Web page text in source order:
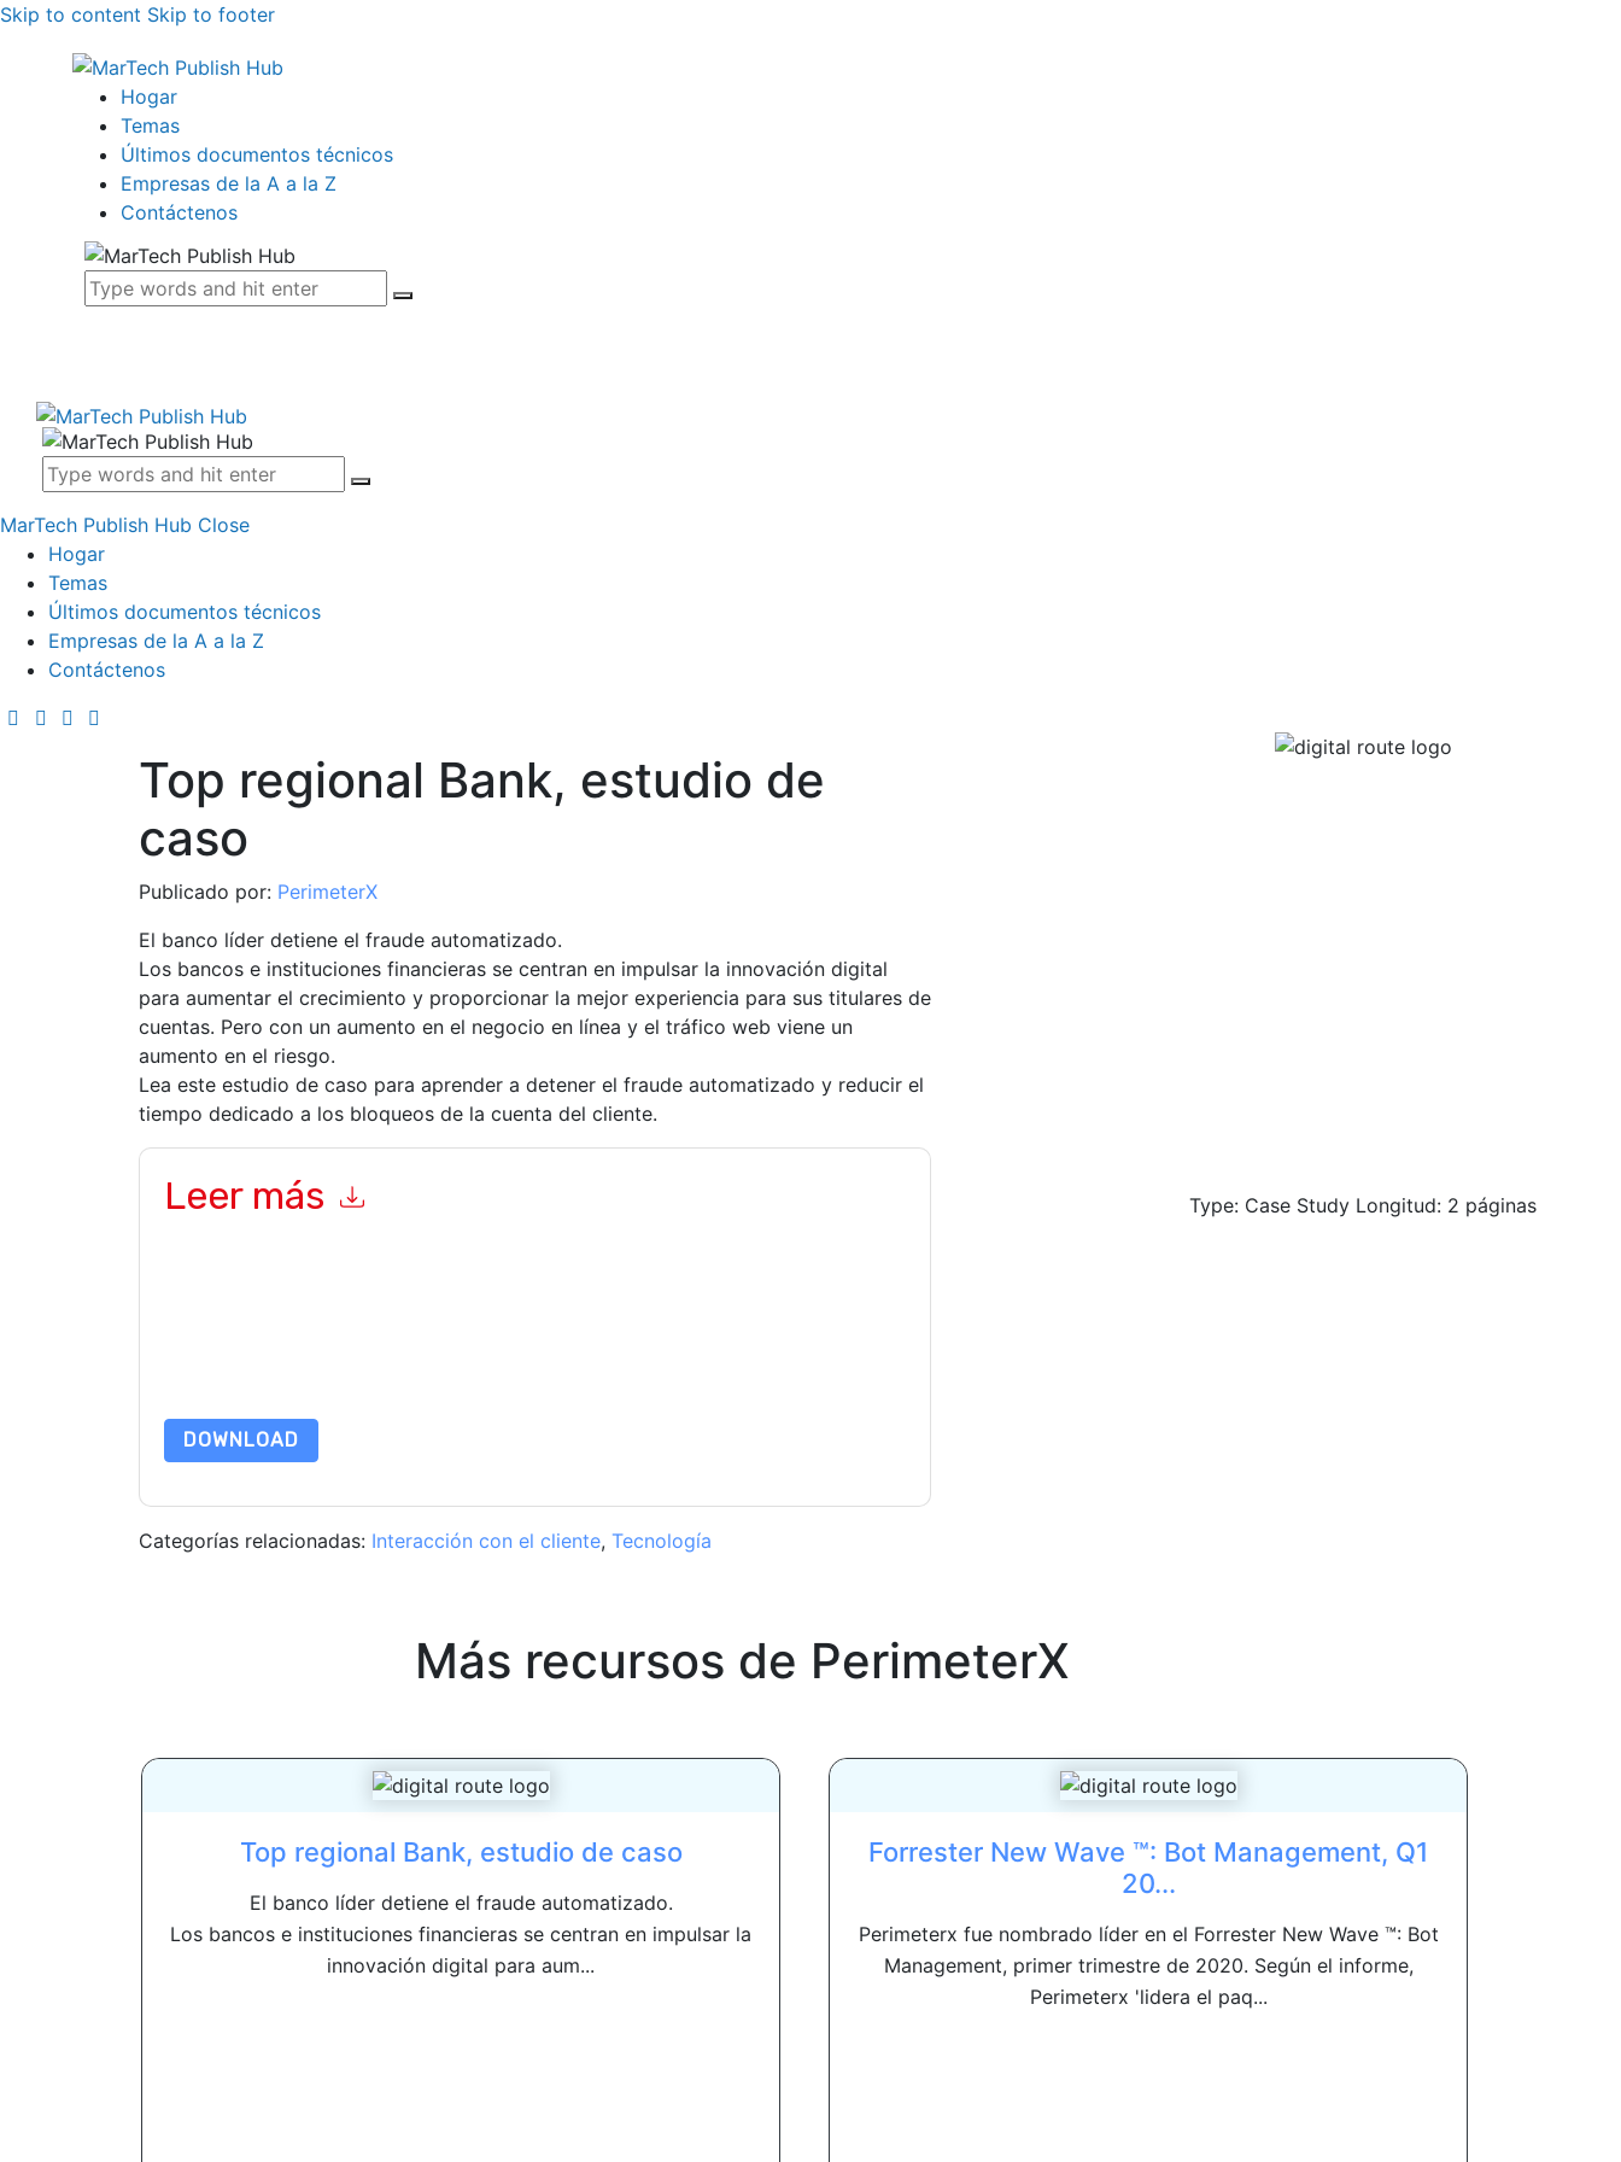
Skip to content Skip to footer
Hogar
Temas
Últimos documentos técnicos
Empresas de la A a la Z
Contáctenos
MarTech Publish Hub Close
Hogar
Temas
Últimos documentos técnicos
Empresas de la A a la Z
Contáctenos
Top regional Bank, estudio de
caso
Publicado por: PerimeterX
El banco líder detiene el fraude automatizado.
Los bancos e instituciones financieras se centran en impulsar la innovación digital
para aumentar el crecimiento y proporcionar la mejor experiencia para sus titulares de
cuentas. Pero con un aumento en el negocio en línea y el tráfico web viene un
aumento en el riesgo.
Lea este estudio de caso para aprender a detener el fraude automatizado y reducir el
tiempo dedicado a los bloqueos de la cuenta del cliente.
Leer más
DOWNLOAD
Categorías relacionadas: Interacción con el cliente, Tecnología
Type: Case Study Longitud: 2 páginas
Más recursos de PerimeterX
Top regional Bank, estudio de caso
El banco líder detiene el fraude automatizado.
Los bancos e instituciones financieras se centran en impulsar la
innovación digital para aum...
Forrester New Wave ™: Bot Management, Q1
20...
Perimeterx fue nombrado líder en el Forrester New Wave ™: Bot
Management, primer trimestre de 2020. Según el informe,
Perimeterx 'lidera el paq...